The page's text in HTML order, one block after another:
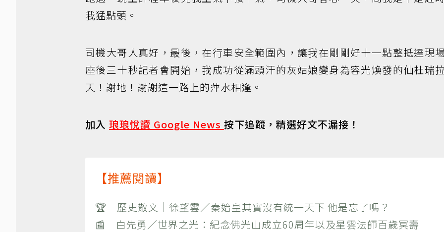
我猛點頭。
司機大哥人真好，最後，在行車安全範圍內，讓我在剛剛好十一點整抵達現
座後三十秒記者會開始，我成功從滿頭汗的灰姑娘變身為容光煥發的仙杜瑞
天！謝地！謝謝這一路上的萍水相逢。
加入 琅琅悅讀 Google News 按下追蹤，精選好文不漏接！
【推薦閱讀】
🏆 歷史散文｜徐望雲／秦始皇其實沒有統一天下 他是忘了嗎？
📰 白先勇／世界之光：紀念佛光山成立60周年以及星雲法師百歲冥壽